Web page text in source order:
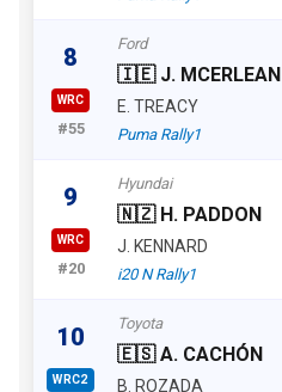
8
WRC
#55
Ford
🇮🇪 J. MCERLEAN
E. TREACY
Puma Rally1
9
WRC
#20
Hyundai
🇳🇿 H. PADDON
J. KENNARD
i20 N Rally1
10
WRC2
Toyota
🇪🇸 A. CACHÓN
B. ROZADA